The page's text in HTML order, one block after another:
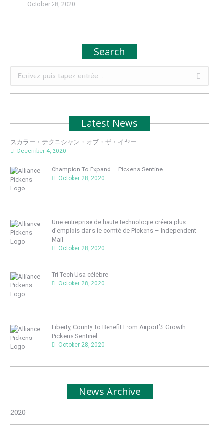
October 28, 2020
Search
Recherche
:
Latest News
スカラー・テクニシャン・オブ・ザ・イヤー
December 4, 2020
Champion To Expand – Pickens Sentinel
October 28, 2020
Une entreprise de haute technologie créera plus
d’emplois dans le comté de Pickens – Independent
Mail
October 28, 2020
Tri Tech Usa célèbre
October 28, 2020
Liberty, County To Benefit From Airport’S Growth –
Pickens Sentinel
October 28, 2020
News Archive
2020